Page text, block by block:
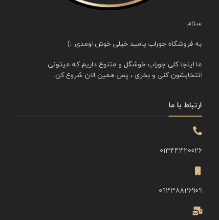
سلام
به فروشگاه جوراب پامید خیلی خوش اومدی. :)
ما اینجا کلی جوراب خوشگل و متنوع داریم که میتونی
انتخابشون کنی و بخری ، پس همین الان شروع کن.
ارتباط با ما
01344320026
09338826909